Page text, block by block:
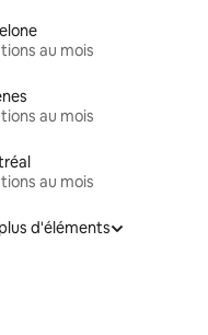
au mois
au mois
au mois
d'éléments